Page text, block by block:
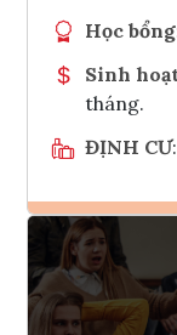
Học bổng
Sinh
tháng.
ĐỊNH CƯ: